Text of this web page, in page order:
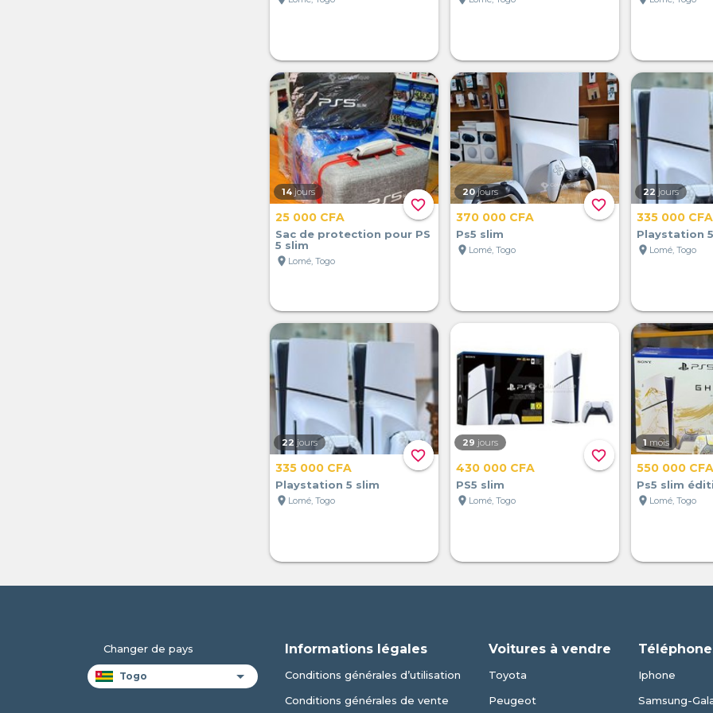
favorite_border
14 jours
25 000 CFA
Sac de protection pour PS
5 slim
location_on Lomé, Togo
favorite_border
20 jours
370 000 CFA
Ps5 slim
location_on Lomé, Togo
22 jours
335 000 CFA
Playstation
location_on Lomé, Togo
favorite_border
22 jours
335 000 CFA
Playstation 5 slim
location_on Lomé, Togo
favorite_border
29 jours
430 000 CFA
PS5 slim
location_on Lomé, Togo
1 mois
550 000 CFA
Ps5 slim
location_on Lomé, Togo
Changer de pays Informations légales
Conditions générales d’utilisation
Conditions générales de vente
Voitures à vendre
Toyota
Peugeot
Iphone
Samsung-